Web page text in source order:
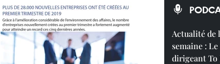
Actualité de
semaine : Le
dirigeant To